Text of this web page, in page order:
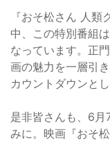
『おそ松さん 人類
中、この特別番組
なっています。正
画の魅力を一層引
カウントダウンと
是非皆さんも、6
みに。映画『おそ